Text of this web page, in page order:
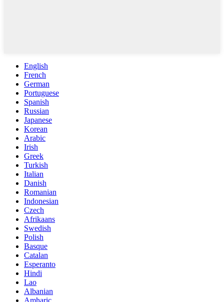
English
French
German
Portuguese
Spanish
Russian
Japanese
Korean
Arabic
Irish
Greek
Turkish
Italian
Danish
Romanian
Indonesian
Czech
Afrikaans
Swedish
Polish
Basque
Catalan
Esperanto
Hindi
Lao
Albanian
Amharic